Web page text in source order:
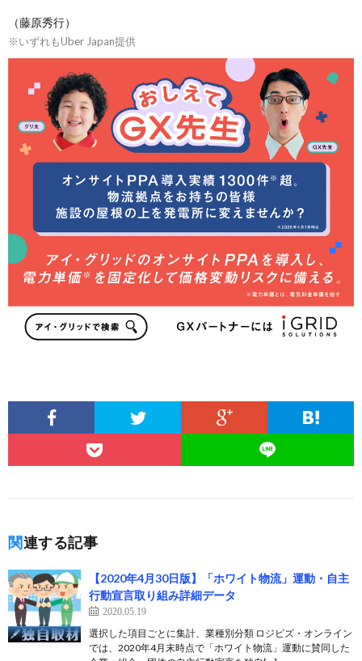
（藤原秀行）
※いずれもUber Japan提供
関連する記事
【2020年4月30日版】「ホワイト物流」運動・自主
行動宣言取り組み詳細データ
2020.05.19
選択した項目ごとに集計、業種別分類 ロジビズ・オンライン
では、2020年4月末時点で「ホワイト物流」運動に賛同した